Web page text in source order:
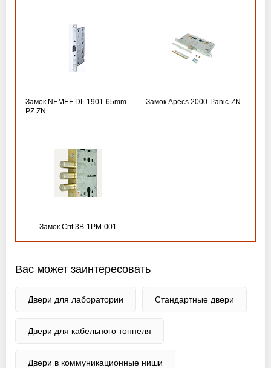
Замок NEMEF DL 1901-65mm
PZ ZN
Замок Apecs 2000-Panic-ZN
Замок Crit 3B-1PM-001
Вас может заинтересовать
Двери для лаборатории Стандартные двери
Двери для кабельного тоннеля
Двери в коммуникационные ниши